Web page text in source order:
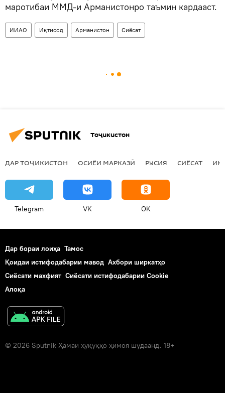
маротибаи ММД-и Арманистонро таъмин кардааст.
ИИАО Иқтисод Арманистон Сиёсат
Тоҷикистон
ДАР ТОҶИКИСТОН ОСИЁИ МАРКАЗӢ РУСИЯ СИЁСАТ
Telegram VK OK
Дар бораи лоиҳа Тамос
Қоидаи истифодабарии мавод Ахбори ширкатҳо
Сиёсати махфият Сиёсати истифодабарии Cookie
Алоқа
© 2026 Sputnik Ҳамаи ҳуқуқҳо ҳимоя шудаанд. 18+